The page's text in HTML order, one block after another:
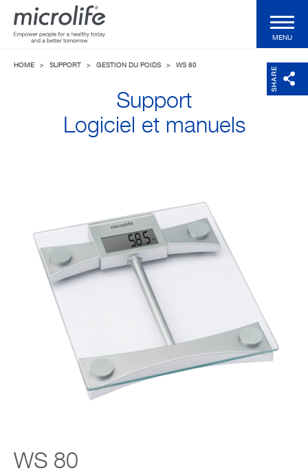
Produits professionnels
Support
Entreprise
MENU
SHARE
HOME > SUPPORT > GESTION DU POIDS > WS 80
Support
Logiciel et manuels
WS 80